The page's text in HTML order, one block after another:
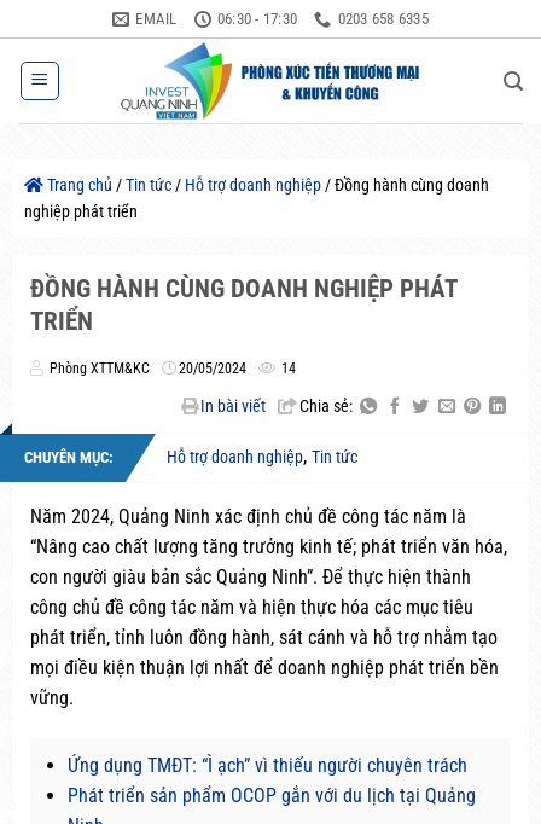
qua
nội
dung
EMAIL 06:30 - 17:30 0203 658 6335
Trang chủ /Tin tức/ Hỗ trợ doanh nghiệp/Đồng hành cùng doanh
nghiệp phát triển
ĐỒNG HÀNH CÙNG DOANH NGHIỆP PHÁT
TRIỂN
Phòng XTTM&KC 20/05/2024 14
In bài viết Chia sẻ:
CHUYÊN MỤC: Hỗ trợ doanh nghiệp, Tin tức
Năm 2024, Quảng Ninh xác định chủ đề công tác năm là
“Nâng cao chất lượng tăng trưởng kinh tế; phát triển văn hóa,
con người giàu bản sắc Quảng Ninh”. Để thực hiện thành
công chủ đề công tác năm và hiện thực hóa các mục tiêu
phát triển, tỉnh luôn đồng hành, sát cánh và hỗ trợ nhằm tạo
mọi điều kiện thuận lợi nhất để doanh nghiệp phát triển bền
vững.
Ứng dụng TMĐT: “Ì ạch” vì thiếu người chuyên trách
Phát triển sản phẩm OCOP gắn với du lịch tại Quảng